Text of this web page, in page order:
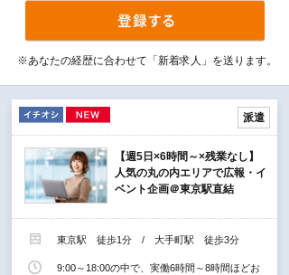
※あなたの経歴に合わせて「新着求人」を送ります。
派遣
【週5日×6時間～×残業なし】
人気の丸の内エリアで広報・イ
ベント企画＠東京駅直結
東京駅 徒歩1分 / 大手町駅 徒歩3分
9:00～18:00の中で、実働6時間～8時間ほどお